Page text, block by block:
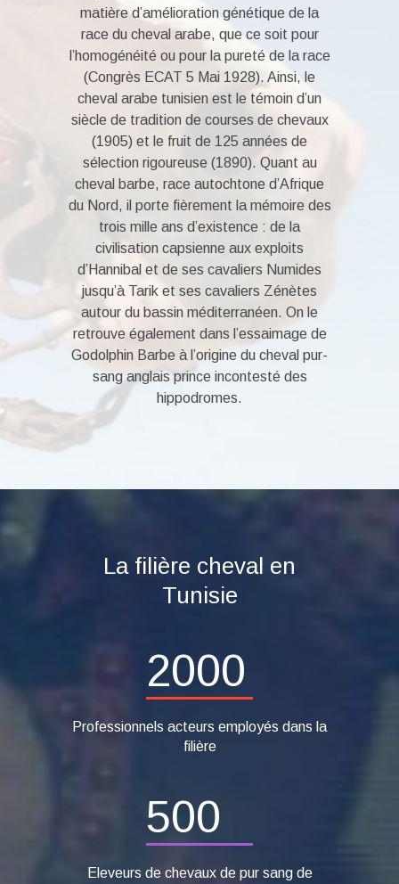
matière d’amélioration génétique de la
race du cheval arabe, que ce soit pour
l’homogénéité ou pour la pureté de la race
(Congrès ECAT 5 Mai 1928). Ainsi, le
cheval arabe tunisien est le témoin d’un
siècle de tradition de courses de chevaux
(1905) et le fruit de 125 années de
sélection rigoureuse (1890). Quant au
cheval barbe, race autochtone d’Afrique
du Nord, il porte fièrement la mémoire des
trois mille ans d’existence : de la
civilisation capsienne aux exploits
d’Hannibal et de ses cavaliers Numides
jusqu’à Tarik et ses cavaliers Zénètes
autour du bassin méditerranéen. On le
retrouve également dans l’essaimage de
Godolphin Barbe à l’origine du cheval pur-
sang anglais prince incontesté des
hippodromes.
La filière cheval en
Tunisie
2000
Professionnels acteurs employés dans la
filière
500
Eleveurs de chevaux de pur sang de